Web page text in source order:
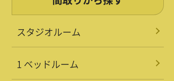
スタジオルーム
1 ベッドルーム